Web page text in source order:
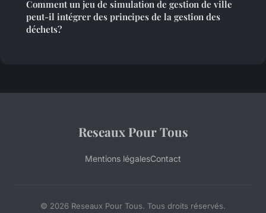
Comment un jeu de simulation de gestion de ville
peut-il intégrer des principes de la gestion des
déchets?
Reseaux Pour Tous
Mentions légalesContact
© 2026 Reseaux Pour Tous. Tous droits réservés.